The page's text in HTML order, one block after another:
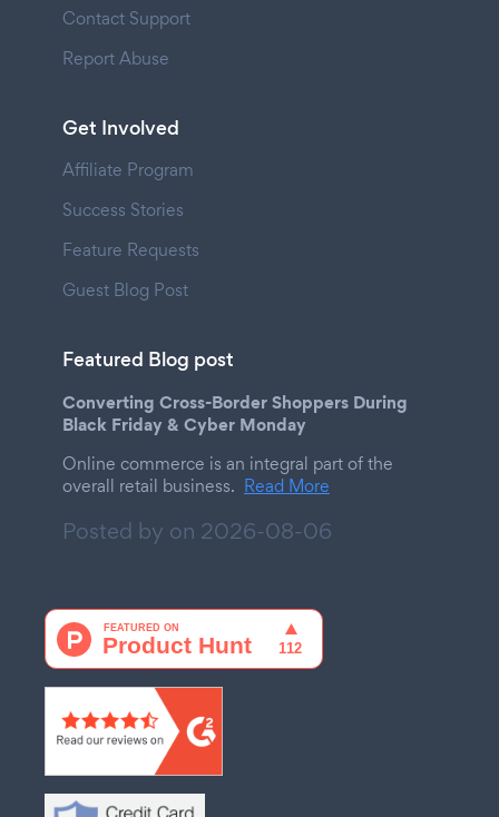
Contact Support
Report Abuse
Get Involved
Affiliate Program
Success Stories
Feature Requests
Guest Blog Post
Featured Blog post
Converting Cross-Border Shoppers During
Black Friday & Cyber Monday
Online commerce is an integral part of the
overall retail business. Read More
Posted by on 2026-08-06